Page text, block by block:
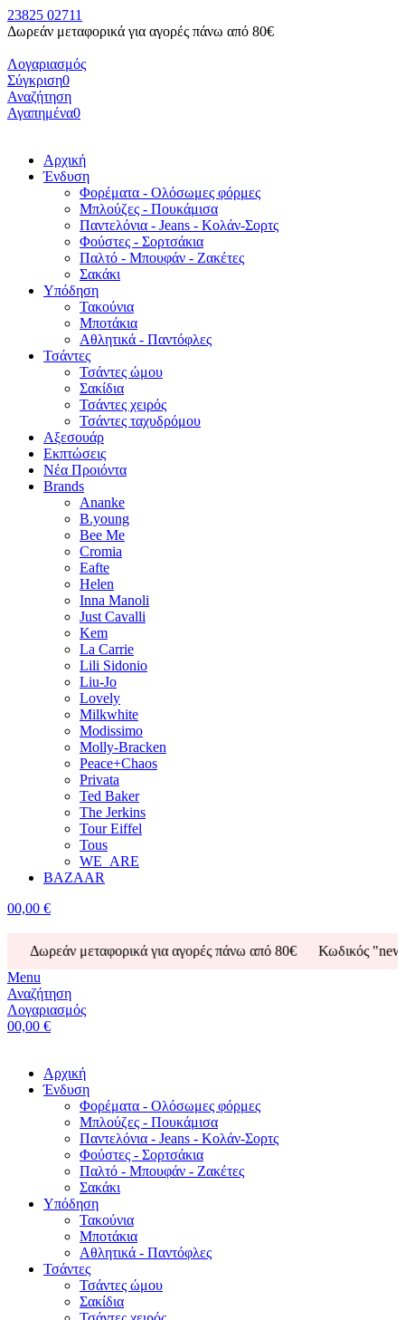
23825 02711
Δωρεάν μεταφορικά για αγορές πάνω από 80€
Λογαριασμός
Σύγκριση0
Αναζήτηση
Αγαπημένα0
Αρχική
Ένδυση
Φορέματα - Ολόσωμες φόρμες
Μπλούζες - Πουκάμισα
Παντελόνια - Jeans - Κολάν-Σορτς
Φούστες - Σορτσάκια
Παλτό - Μπουφάν - Ζακέτες
Σακάκι
Υπόδηση
Τακούνια
Μποτάκια
Αθλητικά - Παντόφλες
Τσάντες
Τσάντες ώμου
Σακίδια
Τσάντες χειρός
Τσάντες ταχυδρόμου
Αξεσουάρ
Εκπτώσεις
Νέα Προιόντα
Brands
Ananke
B.young
Bee Me
Cromia
Eafte
Helen
Inna Manoli
Just Cavalli
Kem
La Carrie
Lili Sidonio
Liu-Jo
Lovely
Milkwhite
Modissimo
Molly-Bracken
Peace+Chaos
Privata
Ted Baker
The Jerkins
Tour Eiffel
Tous
WE_ARE
BAZAAR
00,00 €
Δωρεάν μεταφορικά για αγορές πάνω από 80€ Κωδικός
Menu
Αναζήτηση
Λογαριασμός
00,00 €
Αρχική
Ένδυση
Φορέματα - Ολόσωμες φόρμες
Μπλούζες - Πουκάμισα
Παντελόνια - Jeans - Κολάν-Σορτς
Φούστες - Σορτσάκια
Παλτό - Μπουφάν - Ζακέτες
Σακάκι
Υπόδηση
Τακούνια
Μποτάκια
Αθλητικά - Παντόφλες
Τσάντες
Τσάντες ώμου
Σακίδια